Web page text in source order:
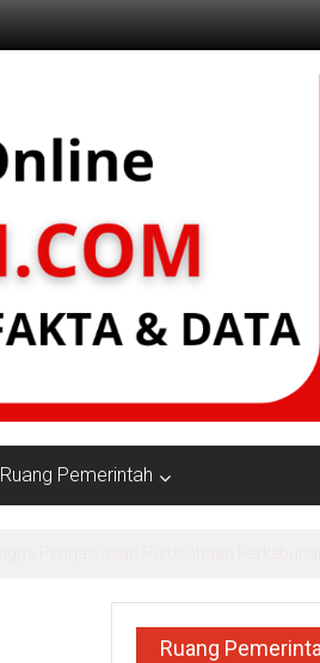
Ruang Pemerintah
Ruang